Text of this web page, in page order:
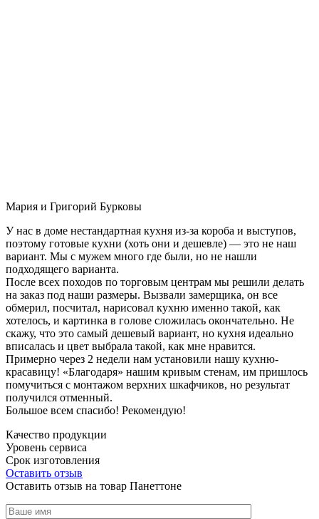
Мария и Григорий Бурковы
У нас в доме нестандартная кухня из-за короба и выступов,
поэтому готовые кухни (хоть они и дешевле) — это не наш
вариант. Мы с мужем много где были, но не нашли
подходящего варианта.
После всех походов по торговым центрам мы решили делать
на заказ под наши размеры. Вызвали замерщика, он все
обмерил, посчитал, нарисовал кухню именно такой, как
хотелось, и картинка в голове сложилась окончательно. Не
скажу, что это самый дешевый вариант, но кухня идеально
вписалась и цвет выбрала такой, как мне нравится.
Примерно через 2 недели нам установили нашу кухню-
красавицу! «Благодаря» нашим кривым стенам, им пришлось
помучиться с монтажом верхних шкафчиков, но результат
получился отменный.
Большое всем спасибо! Рекомендую!
Качество продукции
Уровень сервиса
Срок изготовления
Оставить отзыв
Оставить отзыв на товар Панеттоне